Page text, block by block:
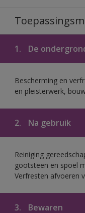
1. De
Bescherming en
en pleisterwerk,
2. Na gebruik
Reiniging
gootsteen en spoel
Verfresten afvoeren
3. Bewaren